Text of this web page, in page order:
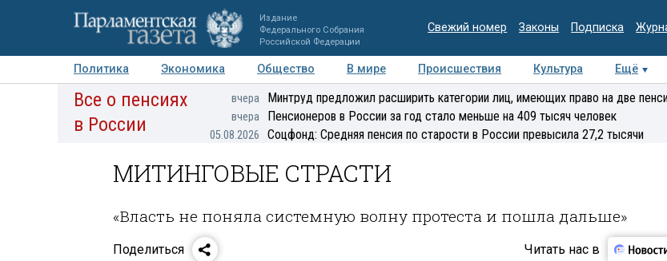
Издание
Федерального Собрания
Российской Федерации
Свежий номер Законы Подписка
Политика Экономика Общество В мире Происшествия Культура Ещё
Авторы Персоны Мнения Регионы Медиацентр Интервью Колумнисты
Все о пенсиях
в России
вчера Минтруд предложил расширить категории лиц, имеющих право на две
вчера Пенсионеров в России за год стало меньше на 409 тысяч человек
05.08.2026 Соцфонд: Средняя пенсия по старости в России превысила 27,2 тысячи
МИТИНГОВЫЕ СТРАСТИ
«Власть не поняла системную волну протеста и пошла дальше»
Поделиться Читать нас в